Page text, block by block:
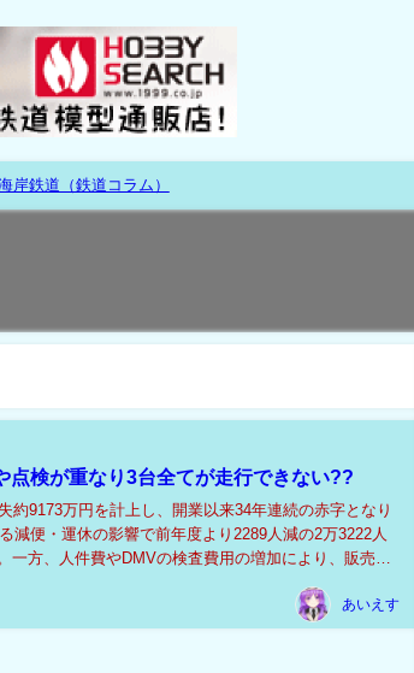
岸鉄道（鉄道コラム）
点検が重なり3台全てが走行できない??
約9173万円を計上し、開業以来34年連続の赤字となり
減便・運休の影響で前年度より2289人減の2万3222人
一方、人件費やDMVの検査費用の増加により、販売
あいえす